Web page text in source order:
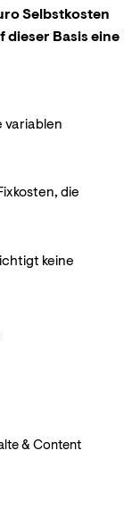
Selbstkosten
dieser Basis eine
variablen
die
keine
& Content